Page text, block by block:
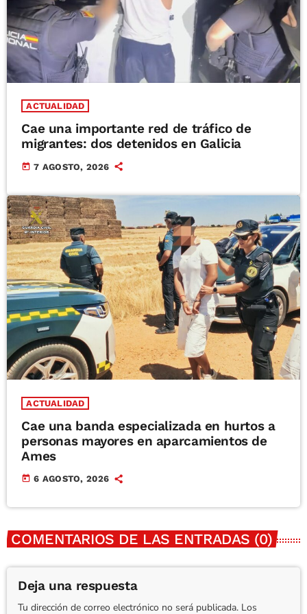
ACTUALIDAD
Cae una importante red de tráfico de
migrantes: dos detenidos en Galicia
today 7 AGOSTO, 2026
ACTUALIDAD
Cae una banda especializada en hurtos a
personas mayores en aparcamientos de
Ames
today 6 AGOSTO, 2026
COMENTARIOS DE LAS ENTRADAS (0)
Deja una respuesta
Tu dirección de correo electrónico no será publicada. Los